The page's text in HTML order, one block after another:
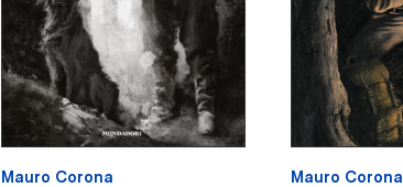
Mauro Corona
Mauro Corona